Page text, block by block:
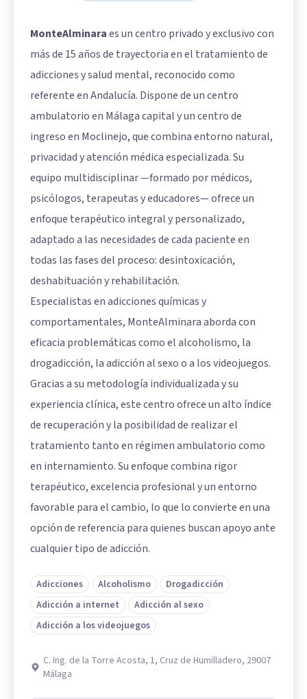
MonteAlminaraes un centro privado y exclusivo con
más de 15 años de trayectoria en el tratamiento de
adicciones y salud mental, reconocido como
referente en Andalucía. Dispone de un centro
ambulatorio en Málaga capital y un centro de
ingreso en Moclinejo, que combina entorno natural,
privacidad y atención médica especializada. Su
equipo multidisciplinar —formado por médicos,
psicólogos, terapeutas y educadores— ofrece un
enfoque terapéutico integral y personalizado,
adaptado a las necesidades de cada paciente en
todas las fases del proceso: desintoxicación,
deshabituación y rehabilitación.
Especialistas en adicciones químicas y
comportamentales, MonteAlminara aborda con
eficacia problemáticas como el alcoholismo, la
drogadicción, la adicción al sexo o a los videojuegos.
Gracias a su metodología individualizada y su
experiencia clínica, este centro ofrece un alto índice
de recuperación y la posibilidad de realizar el
tratamiento tanto en régimen ambulatorio como
en internamiento. Su enfoque combina rigor
terapéutico, excelencia profesional y un entorno
favorable para el cambio, lo que lo convierte en una
opción de referencia para quienes buscan apoyo ante
cualquier tipo de adicción.
Adicciones Alcoholismo
Drogadicción
Adicción a internet
Adicción al sexo
Adicción a los videojuegos
C. Ing. de la Torre Acosta, 1, Cruz de Humilladero, 29007
Málaga